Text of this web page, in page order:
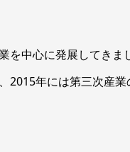
を中心に発展してきま
2015年には第三次産業